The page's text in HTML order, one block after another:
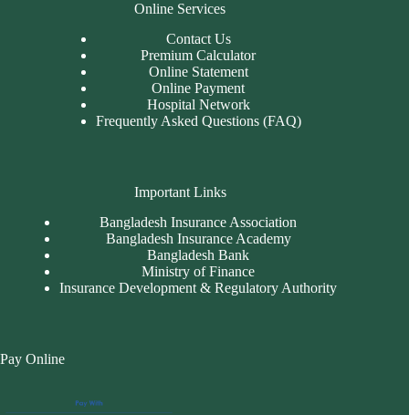
Online Services
Contact Us
Premium Calculator
Online Statement
Online Payment
Hospital Network
Frequently Asked Questions (FAQ)
Important Links
Bangladesh Insurance Association
Bangladesh Insurance Academy
Bangladesh Bank
Ministry of Finance
Insurance Development & Regulatory Authority
Pay Online